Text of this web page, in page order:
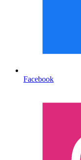
Facebook